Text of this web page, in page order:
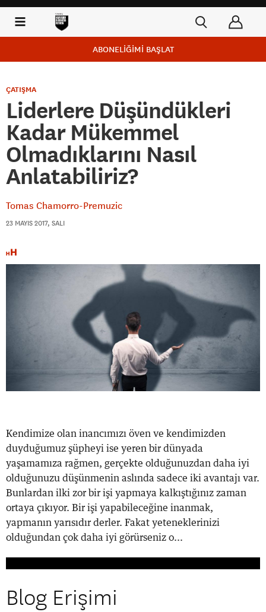
ABONELİĞİMİ BAŞLAT
ÇATIŞMA
Liderlere Düşündükleri
Kadar Mükemmel
Olmadıklarını Nasıl
Anlatabiliriz?
Tomas Chamorro-Premuzic
23 MAYIS 2017, SALI
Kendimize olan inancımızı öven ve kendimizden
duyduğumuz şüpheyi ise yeren bir dünyada
yaşamamıza rağmen, gerçekte olduğunuzdan daha iyi
olduğunuzu düşünmenin aslında sadece iki avantajı var.
Bunlardan ilki zor bir işi yapmaya kalkıştığınız zaman
ortaya çıkıyor. Bir işi yapabileceğine inanmak,
yapmanın yarısıdır derler. Fakat yeteneklerinizi
olduğundan çok daha iyi görürseniz o...
Blog Erişimi